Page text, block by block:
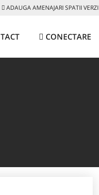
ADAUGA AMENAJARI SPATII VERZI
CONECTARE